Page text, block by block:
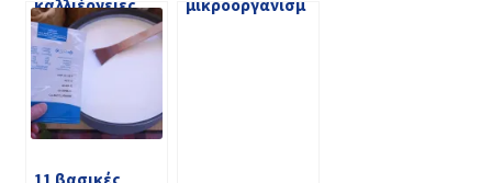
καλλιέργειες
εκκίνησης στα
γαλακτοκομικά
προϊόντα?
μικροοργανισμ